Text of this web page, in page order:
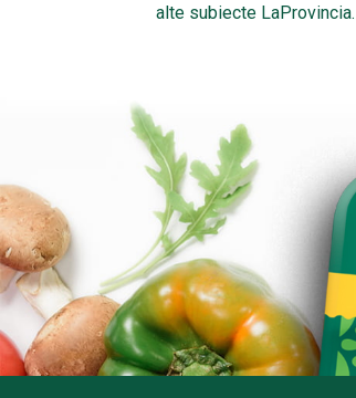
alte subiecte LaProvincia.